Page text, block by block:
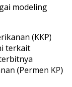
modeling
(KKP)
terkait
(Permen KP)